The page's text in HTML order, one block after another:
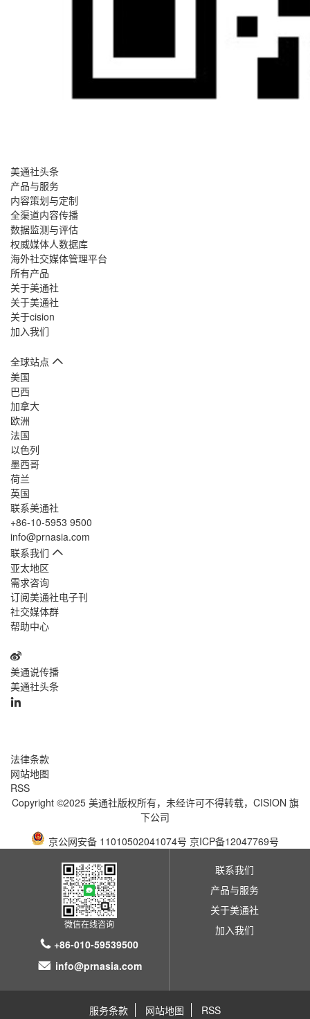
美通社头条
产品与服务
内容策划与定制
全渠道内容传播
数据监测与评估
权威媒体人数据库
海外社交媒体管理平台
所有产品
关于美通社
关于美通社
关于cision
加入我们
全球站点
美国
巴西
加拿大
欧洲
法国
以色列
墨西哥
荷兰
英国
联系美通社
+86-10-5953 9500
info@prnasia.com
联系我们
亚太地区
需求咨询
订阅美通社电子刊
社交媒体群
帮助中心
美通说传播
美通社头条
法律条款
网站地图
RSS
Copyright ©2025 美通社版权所有，未经许可不得转载， CISION 旗
下公司
京公网安备 11010502041074号 京ICP备12047769号
微信在线咨询
+86-010-59539500
info@prnasia.com
联系我们
产品与服务
关于美通社
加入我们
服务条款 网站地图 RSS